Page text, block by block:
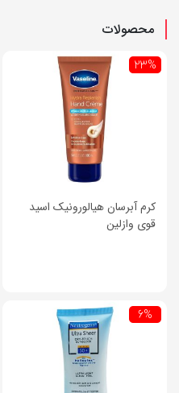
محصولات
23%
کرم آبرسان هیالورونیک اسید
قوی وازلین
6%